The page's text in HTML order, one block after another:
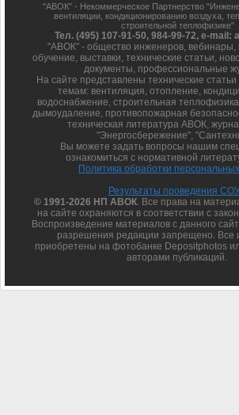
"АВОК" - Некоммерческое Партнерство
вентиляции, кондиционированию воздуха,
строительной теплофизике"
Тел. (495) 107-91-50, 984-99-72, e-mail:
"АВОК" - общество инженеров, вебинары,
обучение, выставки, технические статьи,
документы, профессиональные
На сайте представлены технические
темам: вентиляция, отопление,
водоснабжение, строительная
дымоудаление, противопожарная
техническая литература АВОК,
"Энергосбережение",
Вы можете задать вопросы нашим
ознакомиться с нормативной
Политика обработки
Результаты проведения
© 1991-2026 НП АВОК. Все права на
на сайте охраняются в соответствии с
Воспроизведение материалов с данного
разрешения редакции запрещено. Все
приобретены на фотобанке Depositphotos
авторами публикаций.